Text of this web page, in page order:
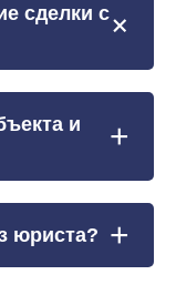
сделки с
и
юриста?